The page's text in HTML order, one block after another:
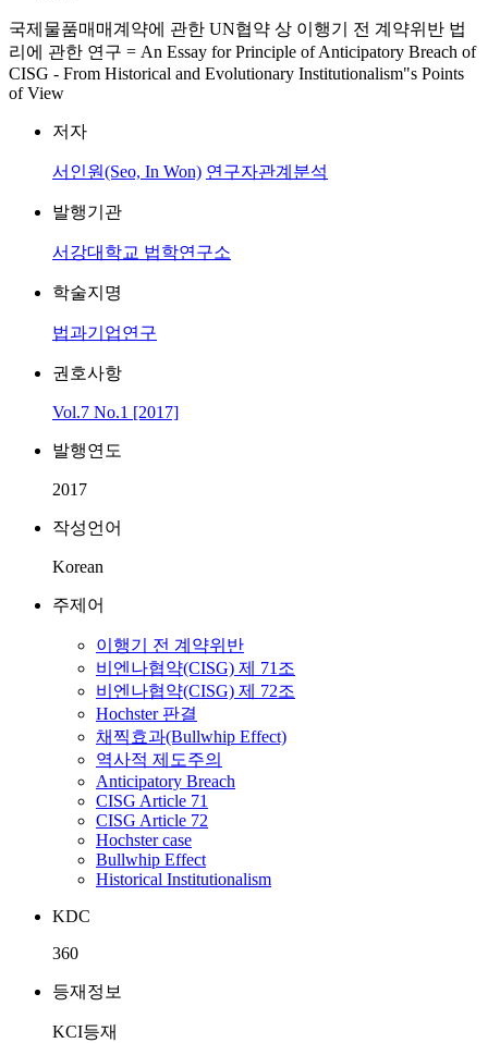
국제물품매매계약에 관한 UN협약 상 이행기 전 계약위반 법
리에 관한 연구 = An Essay for Principle of Anticipatory Breach of
CISG - From Historical and Evolutionary Institutionalism"s Points
of View
저자
서인원(Seo, In Won) 연구자관계분석
발행기관
서강대학교 법학연구소
학술지명
법과기업연구
권호사항
Vol.7 No.1 [2017]
발행연도
2017
작성언어
Korean
주제어
이행기 전 계약위반
비엔나협약(CISG) 제 71조
비엔나협약(CISG) 제 72조
Hochster 판결
채찍효과(Bullwhip Effect)
역사적 제도주의
Anticipatory Breach
CISG Article 71
CISG Article 72
Hochster case
Bullwhip Effect
Historical Institutionalism
KDC
360
등재정보
KCI등재